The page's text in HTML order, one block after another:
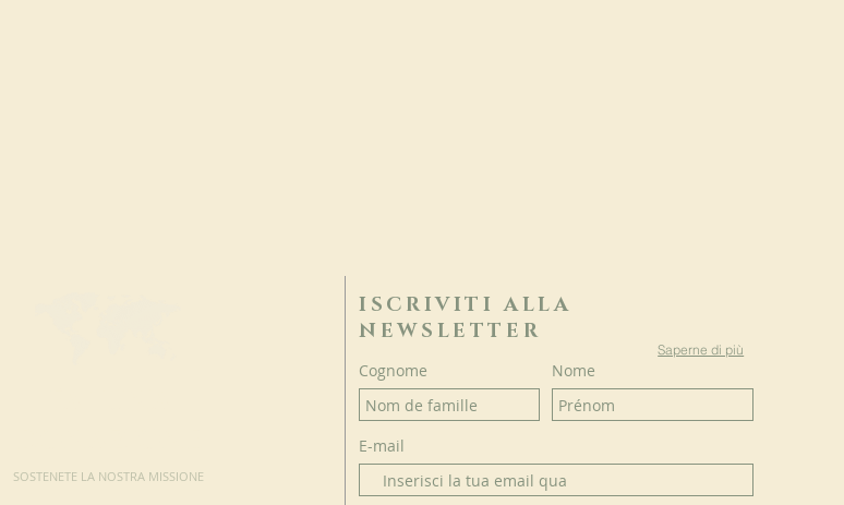
SOSTENETE LA NOSTRA MISSIONE
ISCRIVITI ALLA
NEWSLETTER
Saperne di più
Cognome Nome
E-mail